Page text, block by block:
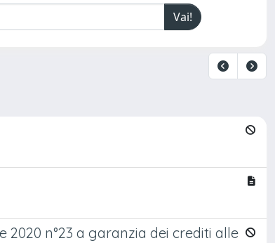
n°23 a garanzia dei crediti alle